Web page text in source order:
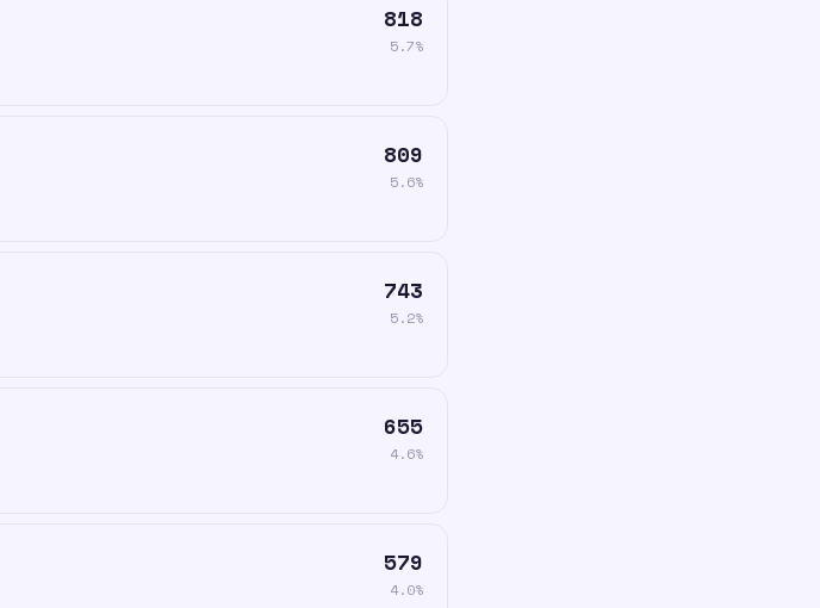
818
5.7%
809
5.6%
743
5.2%
655
4.6%
579
4.0%